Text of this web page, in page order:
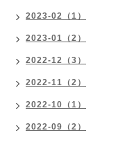
2023-02（1）
2023-01（2）
2022-12（3）
2022-11（2）
2022-10（1）
2022-09（2）